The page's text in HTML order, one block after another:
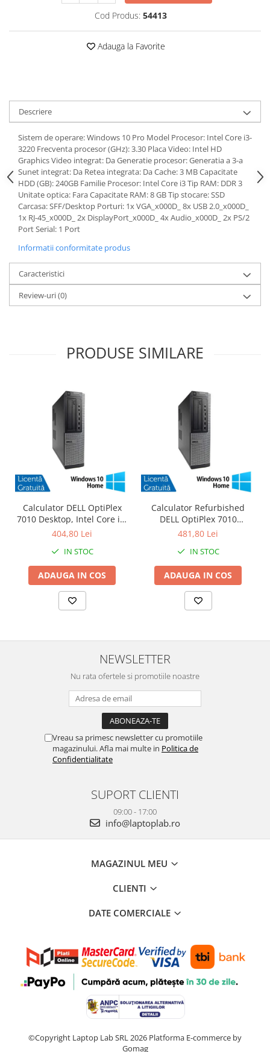
Cod Produs: 54413
Adauga la Favorite
Descriere
Sistem de operare: Windows 10 Pro Model Procesor: Intel Core i3-
3220 Frecventa procesor (GHz): 3.30 Placa Video: Intel HD
Graphics Video integrat: Da Generatie procesor: Generatia a 3-a
Sunet integrat: Da Retea integrata: Da Cache: 3 MB Capacitate
HDD (GB): 240GB Familie Procesor: Intel Core i3 Tip RAM: DDR 3
Unitate optica: Fara Capacitate RAM: 8 GB Tip stocare: SSD
Carcasa: SFF/Desktop Porturi: 1x VGA_x000D_ 8x USB 2.0_x000D_
1x RJ-45_x000D_ 2x DisplayPort_x000D_ 4x Audio_x000D_ 2x PS/2
Port Serial: 1 Port
Informatii conformitate produs
Caracteristici
Review-uri(0)
PRODUSE SIMILARE
Calculator DELL OptiPlex
7010 Desktop, Intel Core i3-
3220 3.30GHz, 4GB DDR3,
Windows 10 Home
404,80 Lei
IN STOC
ADAUGA IN COS
Calculator Refurbished
DELL OptiPlex 7010
Desktop, Intel Core i3-3220
SSD + Windows 10 Home
481,80 Lei
IN STOC
ADAUGA IN COS
NEWSLETTER
Nu rata ofertele si promotiile noastre
Vreau sa primesc newsletter cu promotiile
magazinului. Afla mai multe in Politica de
Confidentialitate
SUPORT CLIENTI
09:00 - 17:00
info@laptoplab.ro
MAGAZINUL MEU
CLIENTI
DATE COMERCIALE
©Copyright Laptop Lab SRL 2026 Platforma E-commerce by
Gomag